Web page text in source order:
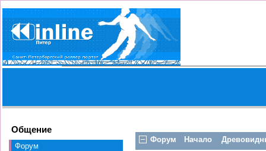
Общение
Форум
Форум Начало